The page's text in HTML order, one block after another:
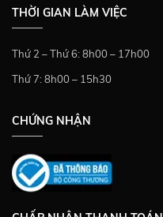
THỜI GIAN LÀM VIỆC
Thứ 2 – Thứ 6: 8h00 – 17h00
Thứ 7: 8h00 – 15h30
CHỨNG NHẬN